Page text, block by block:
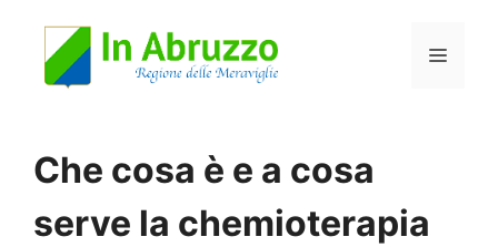
Menu
Che cosa è e a cosa
serve la chemioterapia